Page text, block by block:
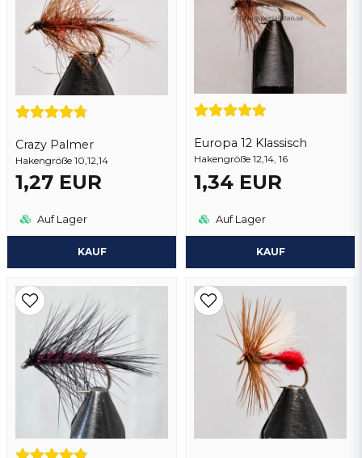
Crazy Palmer
Hakengröße 10,12,14
1,27 EUR
Auf Lager
KAUF
Europa 12 Klassisch
Hakengröße 12,14, 16
1,34 EUR
Auf Lager
KAUF
Ja, sie können meine frage veröffentlichen
Frage senden
vor 3 Jahren